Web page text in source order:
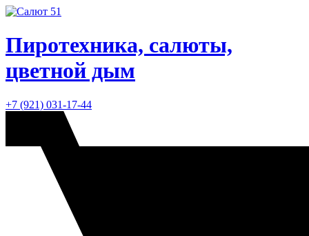
Пиротехника, салюты,
цветной дым
+7 (921) 031-17-44